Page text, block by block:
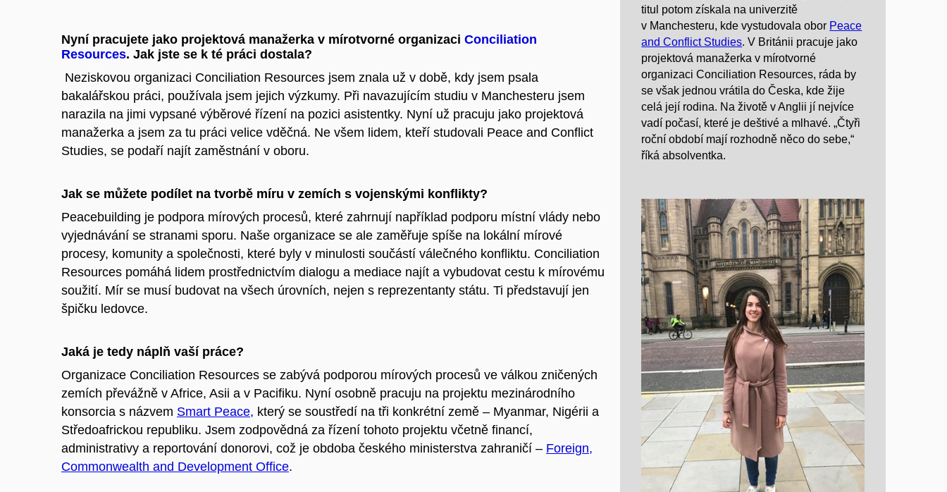
Nyní pracujete jako projektová manažerka v mírotvorné organizaci Conciliation
Resources. Jak jste se k té práci dostala?
Neziskovou organizaci Conciliation Resources jsem znala už v době, kdy jsem psala
bakalářskou práci, používala jsem jejich výzkumy. Při navazujícím studiu v Manchesteru jsem
narazila na jimi vypsané výběrové řízení na pozici asistentky. Nyní už pracuju jako projektová
manažerka a jsem za tu práci velice vděčná. Ne všem lidem, kteří studovali Peace and Conflict
Studies, se podaří najít zaměstnání v oboru.
Jak se můžete podílet na tvorbě míru v zemích s vojenskými konflikty?
Peacebuilding je podpora mírových procesů, které zahrnují například podporu místní vlády nebo
vyjednávání se stranami sporu. Naše organizace se ale zaměřuje spíše na lokální mírové
procesy, komunity a společnosti, které byly v minulosti součástí válečného konfliktu. Conciliation
Resources pomáhá lidem prostřednictvím dialogu a mediace najít a vybudovat cestu k mírovému
soužití. Mír se musí budovat na všech úrovních, nejen s reprezentanty státu. Ti představují jen
špičku ledovce.
Jaká je tedy náplň vaší práce?
Organizace Conciliation Resources se zabývá podporou mírových procesů ve válkou zničených
zemích převážně v Africe, Asii a v Pacifiku. Nyní osobně pracuju na projektu mezinárodního
konsorcia s názvem Smart Peace, který se soustředí na tři konkrétní země – Myanmar, Nigérii a
Středoafrickou republiku. Jsem zodpovědná za řízení tohoto projektu včetně financí,
administrativy a reportování donorovi, což je obdoba českého ministerstva zahraničí – Foreign,
Commonwealth and Development Office.
titul potom získala na univerzitě
v Manchesteru, kde vystudovala obor Peace
and Conflict Studies. V Británii pracuje jako
projektová manažerka v mírotvorné
organizaci Conciliation Resources, ráda by
se však jednou vrátila do Česka, kde žije
celá její rodina. Na životě v Anglii jí nejvíce
vadí počasí, které je deštivé a mlhavé. „Čtyři
roční období mají rozhodně něco do sebe,“
říká absolventka.